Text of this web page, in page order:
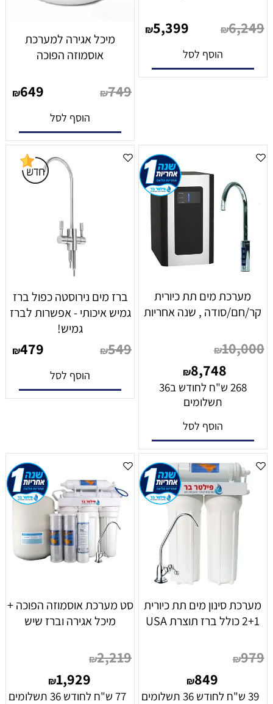
₪6,249
₪5,399
הוסף לסל
מיכל אגירה למערכת
אוסמוזה הפוכה
₪749
₪649
הוסף לסל
מערכת מים תת כיורית
קר/חם/סודה , שנה אחריות
₪10,000
₪8,748
268 ש"ח לחודש ב36
תשלומים
הוסף לסל
ברז מים נירוסטה כפול ברז
גמיש איכותי - אפשרות לברז
גמיש!
₪549
₪479
הוסף לסל
מערכת סינון מים תת כיורית
2+1 כולל ברז תוצרת USA
₪979
₪849
39 ש"ח לחודש 36 תשלומים
סט מערכת אוסמוזה הפוכה +
מיכל אגירה וברז שיש
₪2,219
₪1,929
77 ש"ח לחודש 36 תשלומים